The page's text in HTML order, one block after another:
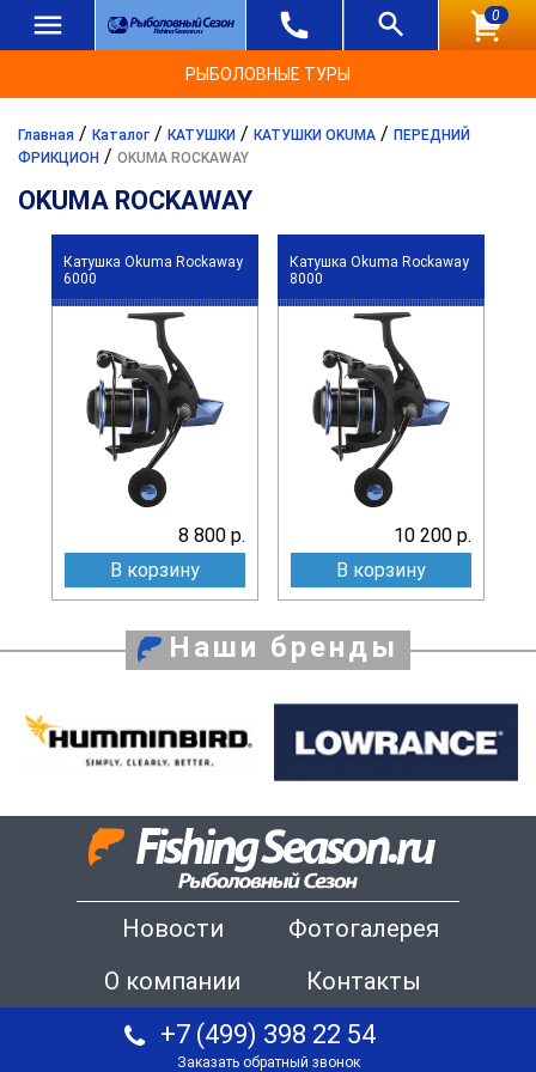
0
РЫБОЛОВНЫЕ ТУРЫ
Главная / Каталог / КАТУШКИ / КАТУШКИ OKUMA / ПЕРЕДНИЙ
ФРИКЦИОН / OKUMA ROCKAWAY
OKUMA ROCKAWAY
Катушка Okuma Rockaway
6000
8 800 р.
В корзину
Катушка Okuma Rockaway
8000
10 200 р.
В корзину
Наши бренды
Новости
Фотогалерея
О компании
Контакты
+7 (499) 398 22 54
Заказать обратный звонок